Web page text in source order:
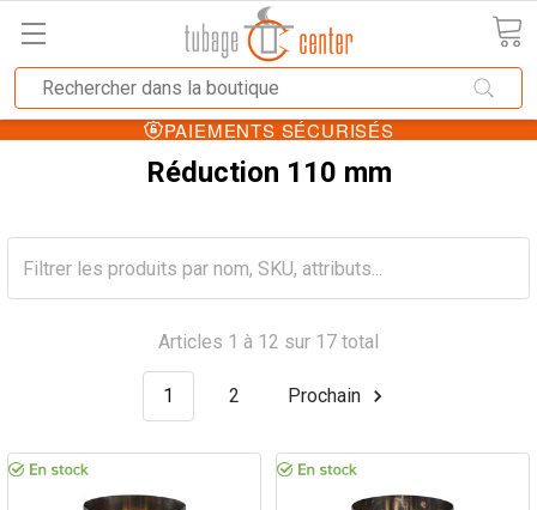
PAIEMENTS SÉCURISÉS
Réduction 110 mm
Articles 1 à 12 sur 17 total
1 2 Prochain